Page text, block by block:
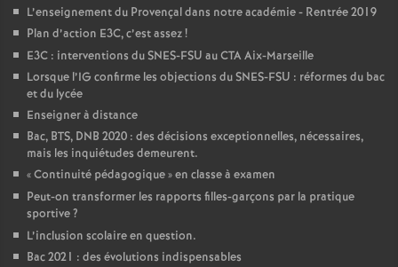
L’enseignement du Provençal dans notre académie - Rentrée 2019
Plan d’action E3C, c’est assez!
E3C : interventions du SNES-FSU au CTA Aix-Marseille
Lorsque l’IG confirme les objections du SNES-FSU : réformes du bac
et du lycée
Enseigner à distance
Bac, BTS, DNB 2020 : des décisions exceptionnelles, nécessaires,
mais les inquiétudes demeurent.
«Continuité pédagogique» en classe à examen
Peut-on transformer les rapports filles-garçons par la pratique
sportive?
L’inclusion scolaire en question.
Bac 2021 : des évolutions indispensables